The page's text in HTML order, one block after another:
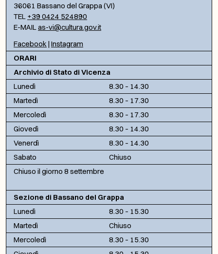
36061 Bassano del Grappa (VI)
TEL +39 0424 524890
E-MAILas-vi@cultura.gov.it
Facebook | Instagram
ORARI
Archivio di Stato di Vicenza
Lunedì
8.30 – 14.30
Martedì
8.30 – 17.30
Mercoledì
8.30 – 17.30
Giovedì
8.30 – 14.30
Venerdì
8.30 – 14.30
Sabato
Chiuso
Chiuso il giorno 8 settembre
Sezione di Bassano del Grappa
Lunedì
8.30 – 15.30
Martedì
Chiuso
Mercoledì
8.30 – 15.30